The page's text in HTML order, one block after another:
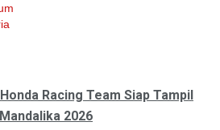
Racing Team Siap Tampil
2026